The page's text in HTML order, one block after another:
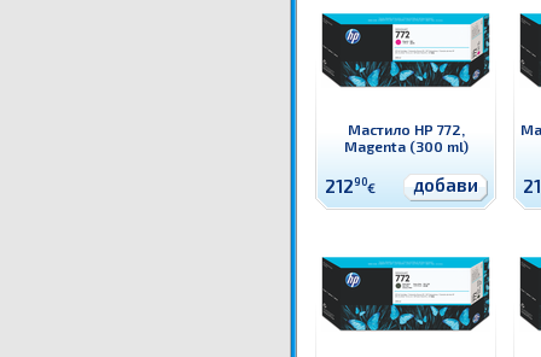
Мастило HP 772,
Magenta (300 ml)
21290€ добави